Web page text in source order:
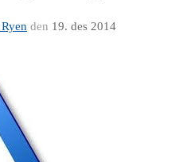
den 19. des 2014